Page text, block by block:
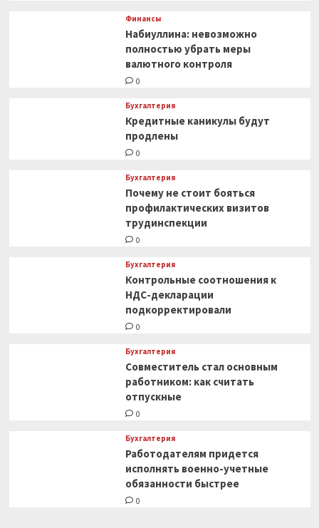
Финансы
Набиуллина: невозможно
полностью убрать меры
валютного контроля
0
Бухгалтерия
Кредитные каникулы будут
продлены
0
Бухгалтерия
Почему не стоит бояться
профилактических визитов
трудинспекции
0
Бухгалтерия
Контрольные соотношения к
НДС-декларации
подкорректировали
0
Бухгалтерия
Совместитель стал основным
работником: как считать
отпускные
0
Бухгалтерия
Работодателям придется
исполнять военно-учетные
обязанности быстрее
0